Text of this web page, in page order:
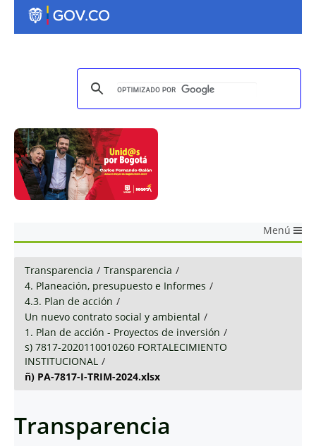
Menú
Transparencia / Transparencia /
4. Planeación, presupuesto e Informes /
4.3. Plan de acción /
Un nuevo contrato social y ambiental /
1. Plan de acción - Proyectos de inversión /
s) 7817-2020110010260 FORTALECIMIENTO
INSTITUCIONAL /
ñ) PA-7817-I-TRIM-2024.xlsx
Transparencia